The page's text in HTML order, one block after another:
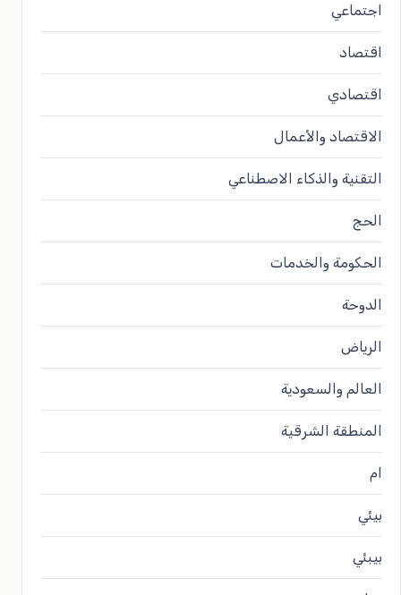
اجتماعي
اقتصاد
اقتصادي
الاقتصاد والأعمال
التقنية والذكاء الاصطناعي
الحج
الحكومة والخدمات
الدوحة
الرياض
العالم والسعودية
المنطقة الشرقية
ام
بيئي
بيبئي